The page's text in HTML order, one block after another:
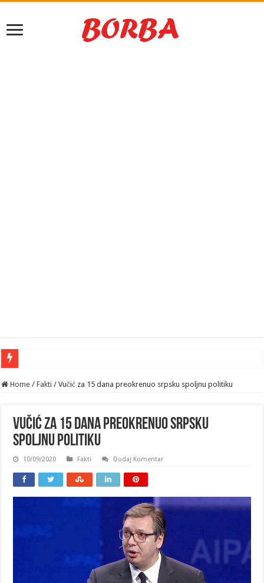
Home / Fakti / Vučić za 15 dana preokrenuo srpsku spoljnu politiku
Vučić za 15 dana preokrenuo srpsku
spoljnu politiku
10/09/2020 Fakti Dodaj Komentar